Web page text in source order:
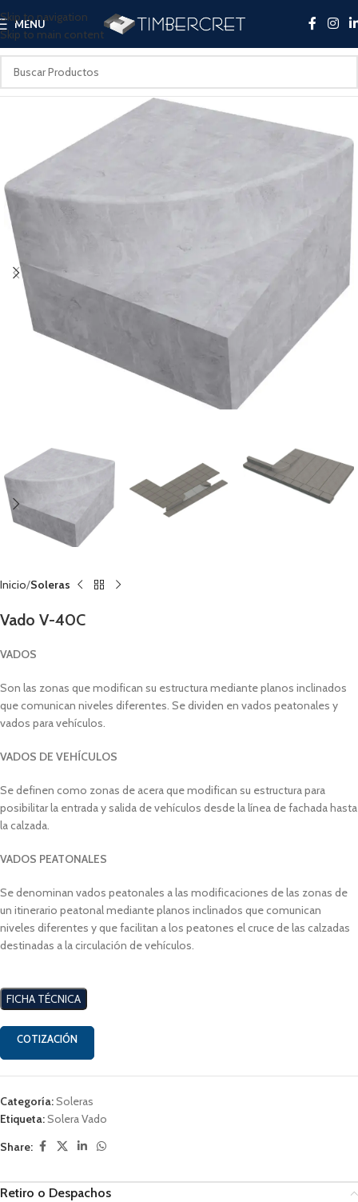
Skip to navigation
Skip to main content
MENU
Inicio Soleras
Vado V-40C
VADOS
Son las zonas que modifican su estructura mediante planos inclinados
que comunican niveles diferentes. Se dividen en vados peatonales y
vados para vehículos.
VADOS DE VEHÍCULOS
Se definen como zonas de acera que modifican su estructura para
posibilitar la entrada y salida de vehículos desde la línea de fachada hasta
la calzada.
VADOS PEATONALES
Se denominan vados peatonales a las modificaciones de las zonas de
un itinerario peatonal mediante planos inclinados que comunican
niveles diferentes y que facilitan a los peatones el cruce de las calzadas
destinadas a la circulación de vehículos.
FICHA TÉCNICA
COTIZACIÓN
Categoría:Soleras
Etiqueta:Solera Vado
Share:
Retiro o Despachos